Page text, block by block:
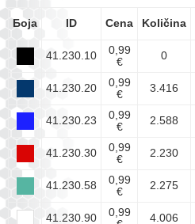
Боја ID Cena Količina
41.230.10
0,99
€
0
41.230.20
0,99
€
3.416
41.230.23
0,99
€
2.588
41.230.30
0,99
€
2.230
41.230.58
0,99
€
2.275
41.230.90
0,99
4.006